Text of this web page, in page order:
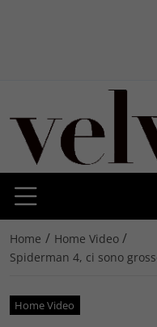
Home / Home Video /
Spiderman 4, ci sono
Home Video